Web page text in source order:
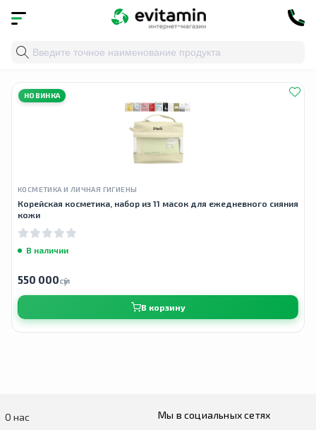
Главная » корейская косметика
НОВИНКА
КОСМЕТИКА И ЛИЧНАЯ ГИГИЕНЫ
Корейская косметика, набор из 11 масок для ежедневного сияния
кожи
В наличии
550 000сӯм
В корзину
О нас
Мы в социальных сетях